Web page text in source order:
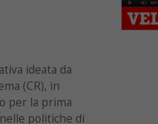
ideata da
(CR), in
per la prima
politiche di